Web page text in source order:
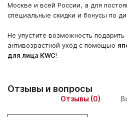
Москве и всей России, а для
специальные скидки и бонусы по
Не упустите возможность
антивозрастной уход с помощью
для лица KWC!
Отзывы и вопросы
Отзывы (0)